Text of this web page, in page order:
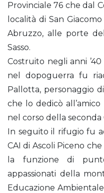
Provinciale 76 che dal
località di San
Abruzzo, alle porte
Sasso.
Costruito negli anni
nel dopoguerra fu
Pallotta, personaggio
che lo dedicò
nel corso della
In seguito il rifugio fu
CAI di Ascoli Piceno
la funzione di
appassionati della
Educazione